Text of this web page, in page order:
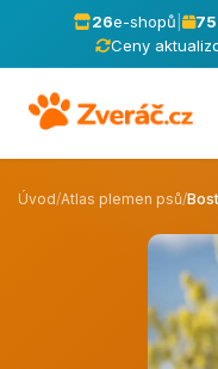
26e-shopů 75
Ceny
Úvod/Atlas plemen psů/